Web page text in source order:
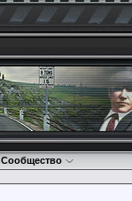
Сообщество